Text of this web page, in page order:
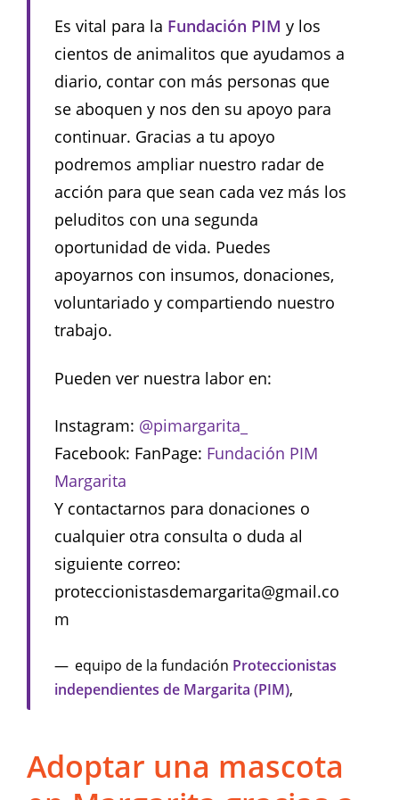
Es vital para la Fundación PIM y los
cientos de animalitos que ayudamos a
diario, contar con más personas que
se aboquen y nos den su apoyo para
continuar. Gracias a tu apoyo
podremos ampliar nuestro radar de
acción para que sean cada vez más los
peluditos con una segunda
oportunidad de vida. Puedes
apoyarnos con insumos, donaciones,
voluntariado y compartiendo nuestro
trabajo.
Pueden ver nuestra labor en:
Instagram: @pimargarita_
Facebook: FanPage: Fundación PIM
Margarita
Y contactarnos para donaciones o
cualquier otra consulta o duda al
siguiente correo:
proteccionistasdemargarita@gmail.co
m
equipo de la fundación Proteccionistas
independientes de Margarita (PIM),
Adoptar una mascota